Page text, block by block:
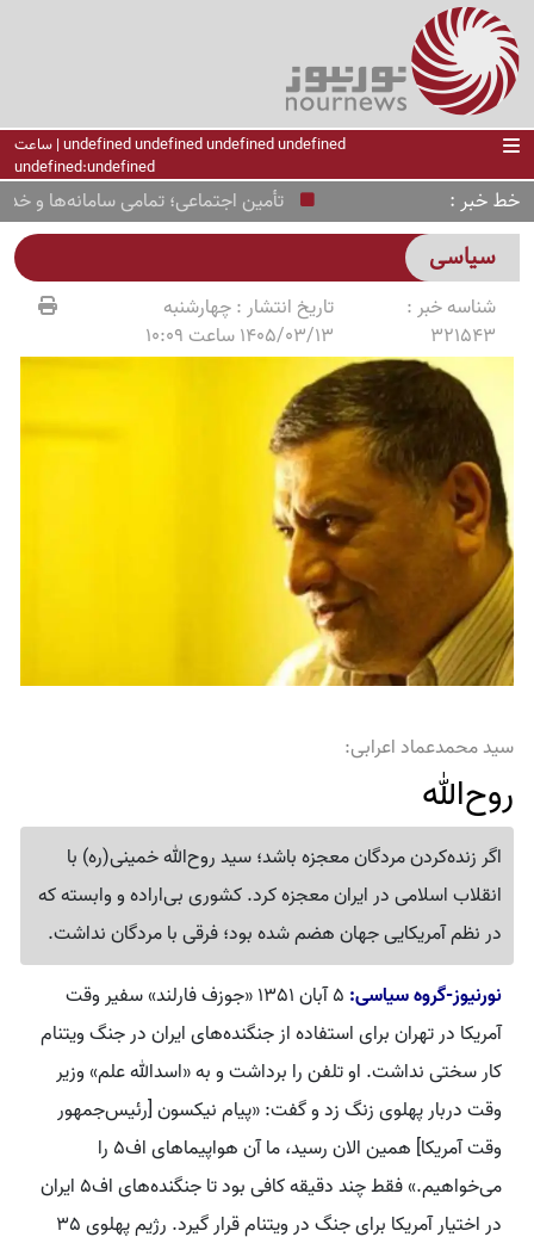
undefined undefined undefined undefined | ساعت
undefined:undefined
خط خبر تأمین اجتماعی؛ تمامی سامانه‌ها و
سیاسی
شناسه خبر :
321543
تاریخ انتشار :چهارشنبه
1405/03/13 ساعت 10:09
سید محمدعماد اعرابی:
روح‌الله
اگر زنده‌کردن مردگان معجزه باشد؛ سید روح‌الله خمینی(ره) با
انقلاب اسلامی در ایران معجزه کرد. کشوری بی‌اراده و وابسته که
در نظم آمریکایی جهان هضم شده بود؛ فرقی با مردگان نداشت.
نورنیوز-گروه سیاسی:
5 آبان 1351 «جوزف فارلند» سفیر وقت
آمریکا در تهران برای استفاده از جنگنده‌های ایران در جنگ ویتنام
کار سختی نداشت. او تلفن را برداشت و به «اسدالله علم» وزیر
وقت دربار پهلوی زنگ زد و گفت: «پیام نیکسون [رئیس‌جمهور
وقت آمریکا] همین الان رسید، ما آن هواپیما‌های اف۵ را
می‌خواهیم.» فقط چند دقیقه کافی بود تا جنگنده‌های اف5 ایران
در اختیار آمریکا برای جنگ در ویتنام قرار گیرد. رژیم پهلوی 35